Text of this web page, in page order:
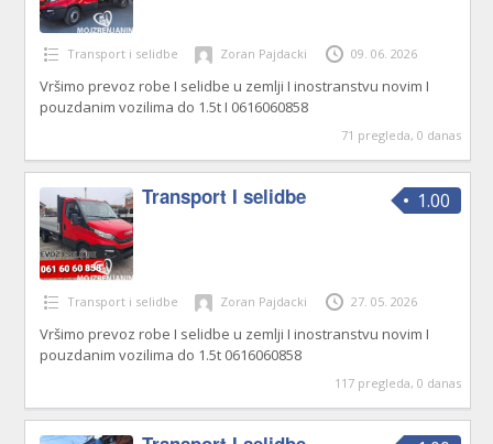
Transport i selidbe Zoran Pajdacki 09. 06. 2026
Vršimo prevoz robe I selidbe u zemlji I inostranstvu novim I
pouzdanim vozilima do 1.5t I 0616060858
71 pregleda, 0 danas
1.00
Transport I selidbe
Transport i selidbe Zoran Pajdacki 27. 05. 2026
Vršimo prevoz robe I selidbe u zemlji I inostranstvu novim I
pouzdanim vozilima do 1.5t 0616060858
117 pregleda, 0 danas